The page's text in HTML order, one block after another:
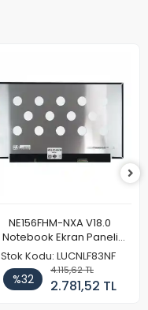
NE156FHM-NXA V18.0
Notebook Ekran Paneli
144Hz
Stok Kodu: LUCNLF83NF
%32
4.115,62 TL
2.781,52 TL